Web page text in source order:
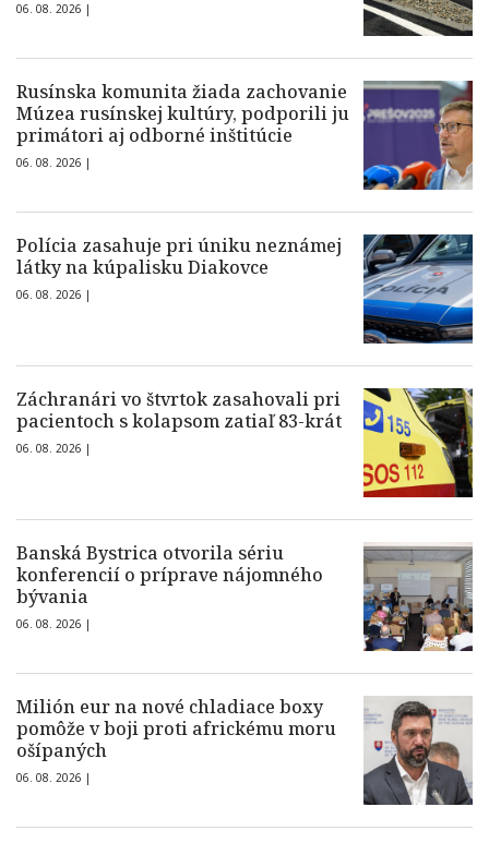
06. 08. 2026 |
Rusínska komunita žiada zachovanie
Múzea rusínskej kultúry, podporili ju
primátori aj odborné inštitúcie
06. 08. 2026 |
Polícia zasahuje pri úniku neznámej
látky na kúpalisku Diakovce
06. 08. 2026 |
Záchranári vo štvrtok zasahovali pri
pacientoch s kolapsom zatiaľ 83-krát
06. 08. 2026 |
Banská Bystrica otvorila sériu
konferencií o príprave nájomného
bývania
06. 08. 2026 |
Milión eur na nové chladiace boxy
pomôže v boji proti africkému moru
ošípaných
06. 08. 2026 |